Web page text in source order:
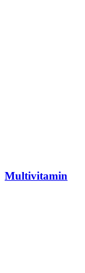
Multivitamin